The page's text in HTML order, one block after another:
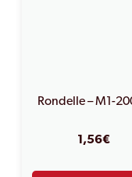
Rondelle – M1-
1,56€